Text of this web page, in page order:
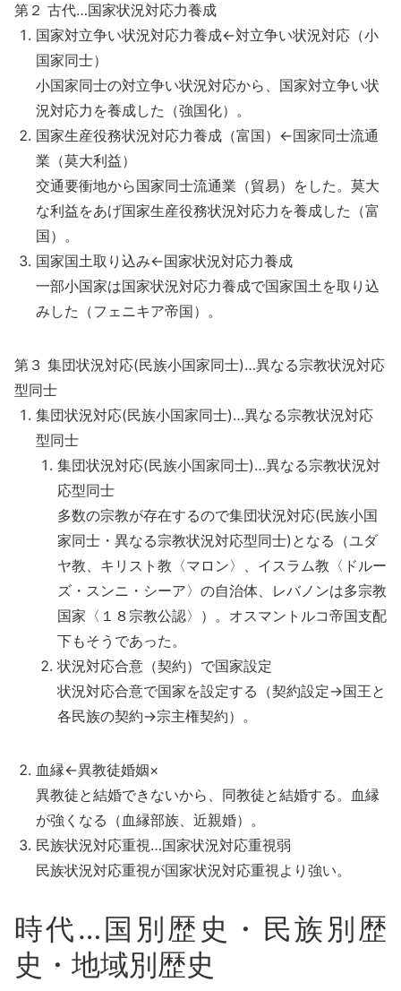
第２ 古代…国家状況対応力養成
国家対立争い状況対応力養成←対立争い状況対応（小
国家同士）
小国家同士の対立争い状況対応から、国家対立争い状
況対応力を養成した（強国化）。
国家生産役務状況対応力養成（富国）←国家同士流通
業（莫大利益）
交通要衝地から国家同士流通業（貿易）をした。莫大
な利益をあげ国家生産役務状況対応力を養成した（富
国）。
国家国土取り込み←国家状況対応力養成
一部小国家は国家状況対応力養成で国家国土を取り込
みした（フェニキア帝国）。
第３ 集団状況対応(民族小国家同士)…異なる宗教状況対応
型同士
集団状況対応(民族小国家同士)…異なる宗教状況対応
型同士
集団状況対応(民族小国家同士)…異なる宗教状況対
応型同士
多数の宗教が存在するので集団状況対応(民族小国
家同士・異なる宗教状況対応型同士)となる（ユダ
ヤ教、キリスト教〈マロン〉、イスラム教〈ドルー
ズ・スンニ・シーア〉の自治体、レバノンは多宗教
国家〈１８宗教公認〉）。オスマントルコ帝国支配
下もそうであった。
状況対応合意（契約）で国家設定
状況対応合意で国家を設定する（契約設定→国王と
各民族の契約→宗主権契約）。
血縁←異教徒婚姻×
異教徒と結婚できないから、同教徒と結婚する。血縁
が強くなる（血縁部族、近親婚）。
民族状況対応重視…国家状況対応重視弱
民族状況対応重視が国家状況対応重視より強い。
時代…国別歴史・民族別歴
史・地域別歴史